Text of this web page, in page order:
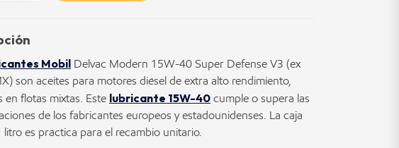
Mobil Delvac Modern 15W-40 Super Defense V3 (ex
son aceites para motores diésel de extra alto rendimiento,
en flotas mixtas. Este lubricante 15W-40 cumple o supera las
de los fabricantes europeos y estadounidenses. La caja
litro es práctica para el recambio unitario.